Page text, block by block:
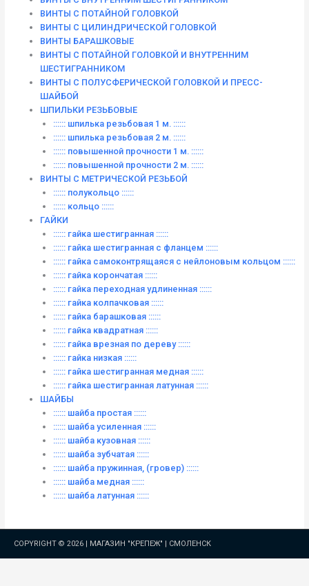
ВИНТЫ С ПОТАЙНОЙ ГОЛОВКОЙ
ВИНТЫ С ЦИЛИНДРИЧЕСКОЙ ГОЛОВКОЙ
ВИНТЫ БАРАШКОВЫЕ
ВИНТЫ С ПОТАЙНОЙ ГОЛОВКОЙ И ВНУТРЕННИМ
ШЕСТИГРАННИКОМ
ВИНТЫ С ПОЛУСФЕРИЧЕСКОЙ ГОЛОВКОЙ И ПРЕСС-
ШАЙБОЙ
ШПИЛЬКИ РЕЗЬБОВЫЕ
:::::: шпилька резьбовая 1 м. ::::::
:::::: шпилька резьбовая 2 м. ::::::
:::::: повышенной прочности 1 м. ::::::
:::::: повышенной прочности 2 м. ::::::
ВИНТЫ C МЕТРИЧЕСКОЙ РЕЗЬБОЙ
:::::: полукольцо ::::::
:::::: кольцо ::::::
ГАЙКИ
:::::: гайка шестигранная ::::::
:::::: гайка шестигранная с фланцем ::::::
:::::: гайка самоконтрящаяся с нейлоновым кольцом ::::::
:::::: гайка корончатая ::::::
:::::: гайка переходная удлиненная ::::::
:::::: гайка колпачковая ::::::
:::::: гайка барашковая ::::::
:::::: гайка квадратная ::::::
:::::: гайка врезная по дереву ::::::
:::::: гайка низкая ::::::
:::::: гайка шестигранная медная ::::::
:::::: гайка шестигранная латунная ::::::
ШАЙБЫ
:::::: шайба простая ::::::
:::::: шайба усиленная ::::::
:::::: шайба кузовная ::::::
:::::: шайба зубчатая ::::::
:::::: шайба пружинная, (гровер) ::::::
:::::: шайба медная ::::::
:::::: шайба латунная ::::::
COPYRIGHT © 2026 | МАГАЗИН "КРЕПЕЖ" | СМОЛЕНСК